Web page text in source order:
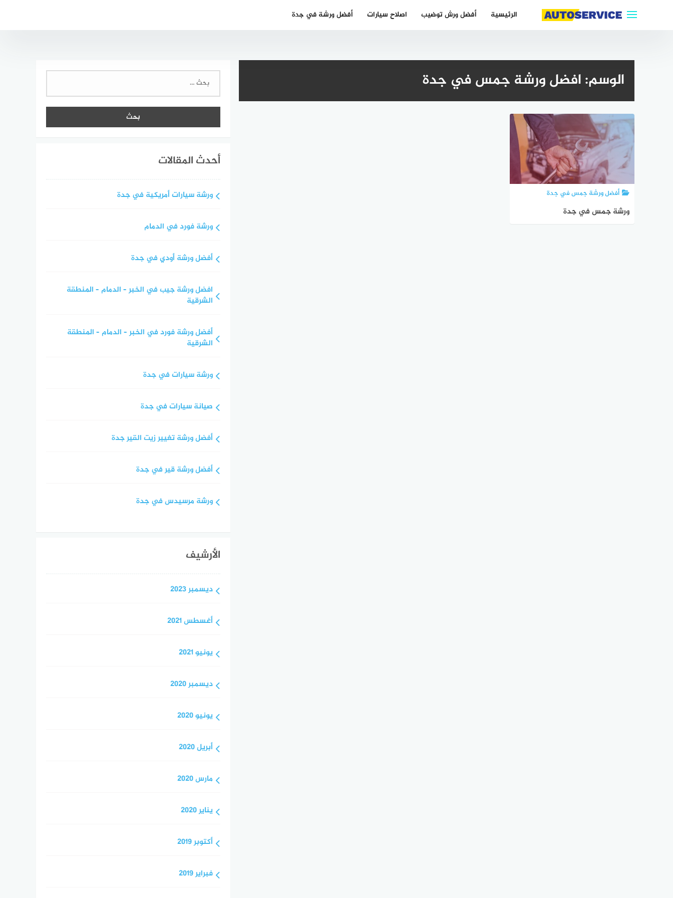
الرئيسية أفضل ورش توضيب اصلاح سيارات أفضل ورشة في جدة
الوسم:افضل ورشة جمس في جدة
أفضل ورشة جمس في جدة
ورشة جمس في جدة
البحث
أحدث المقالات
ورشة سيارات أمريكية في جدة
ورشة فورد في الدمام
أفضل ورشة أودي في جدة
افضل ورشة جيب في الخبر – الدمام – المنطقة
الشرقية
أفضل ورشة فورد في الخبر – الدمام – المنطقة
الشرقية
ورشة سيارات في جدة
صيانة سيارات في جدة
أفضل ورشة تغيير زيت القير جدة
أفضل ورشة قير في جدة
ورشة مرسيدس في جدة
الأرشيف
ديسمبر 2023
أغسطس 2021
يونيو 2021
ديسمبر 2020
يونيو 2020
أبريل 2020
مارس 2020
يناير 2020
أكتوبر 2019
فبراير 2019